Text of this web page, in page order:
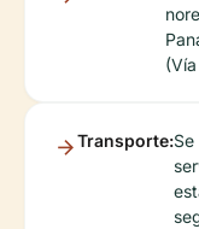
Transporte: